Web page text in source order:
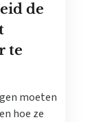
de
te
moeten
hoe ze